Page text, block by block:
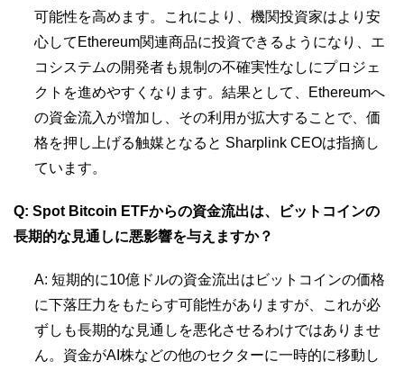
可能性を高めます。これにより、機関投資家はより安
心してEthereum関連商品に投資できるようになり、エ
コシステムの開発者も規制の不確実性なしにプロジェ
クトを進めやすくなります。結果として、Ethereumへ
の資金流入が増加し、その利用が拡大することで、価
格を押し上げる触媒となると Sharplink CEOは指摘し
ています。
Q: Spot Bitcoin ETFからの資金流出は、ビットコインの
長期的な見通しに悪影響を与えますか？
A: 短期的に10億ドルの資金流出はビットコインの価格
に下落圧力をもたらす可能性がありますが、これが必
ずしも長期的な見通しを悪化させるわけではありませ
ん。資金がAI株などの他のセクターに一時的に移動し